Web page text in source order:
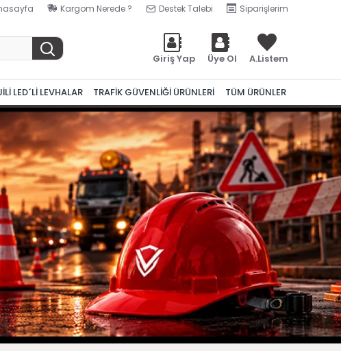
Kargom Nerede ? Destek Talebi Siparişlerim
Giriş Yap Üye Ol A.Listem
LED´Lİ LEVHALAR TRAFİK GÜVENLİĞİ ÜRÜNLERİ TÜM ÜRÜNLER